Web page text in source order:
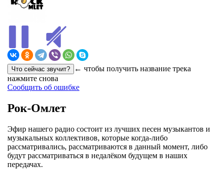
← чтобы получить название трека
нажмите снова
Сообщить об ошибке
Рок-Омлет
Эфир нашего радио состоит из лучших песен музыкантов и
музыкальных коллективов, которые когда-либо
рассматривались, рассматриваются в данный момент, либо
будут рассматриваться в недалёком будущем в наших
передачах.